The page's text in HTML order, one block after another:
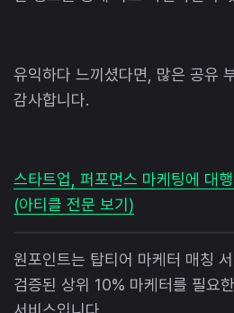
유익하다 느끼셨다면, 많은 공유
감사합니다.
스타트업, 퍼포먼스 마케팅에 대
(아티클 전문 보기)
원포인트는 탑티어 마케터 매칭 서
검증된 상위 10% 마케터를 필요